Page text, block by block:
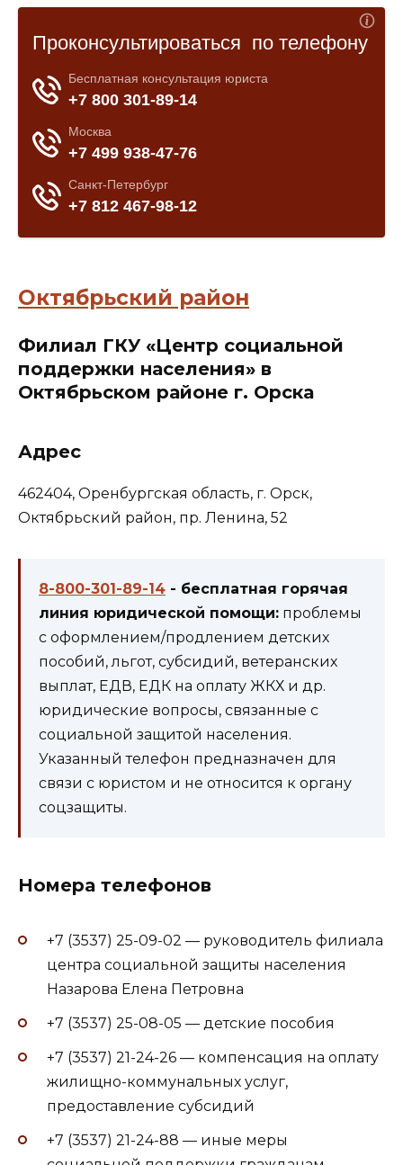
Октябрьский район
Филиал ГКУ «Центр социальной
поддержки населения» в
Октябрьском районе г. Орска
Адрес
462404, Оренбургская область, г. Орск,
Октябрьский район, пр. Ленина, 52
8-800-301-89-14 - бесплатная горячая
линия юридической помощи: проблемы
с оформлением/продлением детских
пособий, льгот, субсидий, ветеранских
выплат, ЕДВ, ЕДК на оплату ЖКХ и др.
юридические вопросы, связанные с
социальной защитой населения.
Указанный телефон предназначен для
связи с юристом и не относится к органу
соцзащиты.
Номера телефонов
+7 (3537) 25-09-02 — руководитель филиала
центра социальной защиты населения
Назарова Елена Петровна
+7 (3537) 25-08-05 — детские пособия
+7 (3537) 21-24-26 — компенсация на оплату
жилищно-коммунальных услуг,
предоставление субсидий
+7 (3537) 21-24-88 — иные меры